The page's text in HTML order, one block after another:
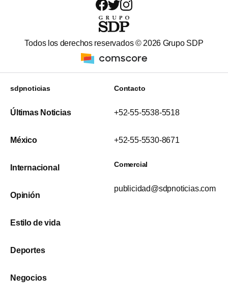
Todos los derechos reservados ©2026 Grupo SDP
sdpnoticias
Últimas Noticias
México
Internacional
Opinión
Estilo de vida
Deportes
Negocios
Contacto
+52-55-5538-5518
+52-55-5530-8671
Comercial
publicidad@sdpnoticias.com